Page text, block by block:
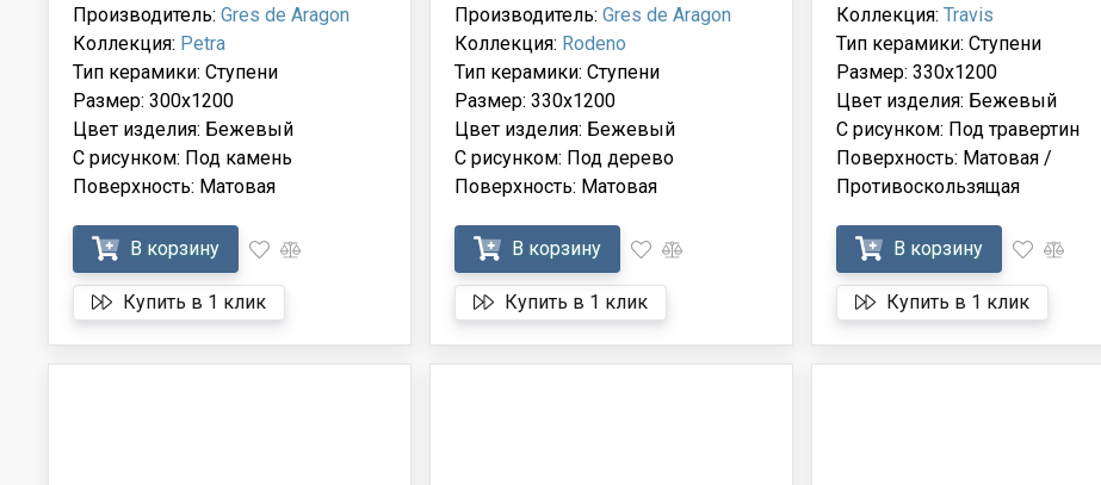
Производитель: Gres de Aragon
Коллекция: Petra
Тип керамики: Ступени
Размер: 300x1200
Цвет изделия: Бежевый
С рисунком: Под камень
Поверхность: Матовая
В корзину
Купить в 1 клик
Производитель: Gres de Aragon
Коллекция: Rodeno
Тип керамики: Ступени
Размер: 330x1200
Цвет изделия: Бежевый
С рисунком: Под дерево
Поверхность: Матовая
В корзину
Купить в 1 клик
Коллекция: Travis
Тип керамики: Ступени
Размер: 330x1200
Цвет изделия: Бежевый
С рисунком: Под травертин
Поверхность: Матовая /
Противоскользящая
В корзину
Купить в 1 клик